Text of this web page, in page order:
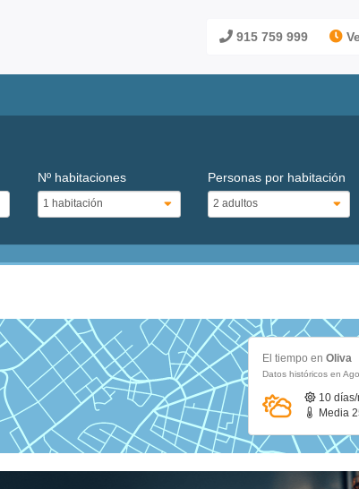
915 759 999
Nº habitaciones Personas por habitación
El tiempo en Oliva
Datos históricos en
10
Media